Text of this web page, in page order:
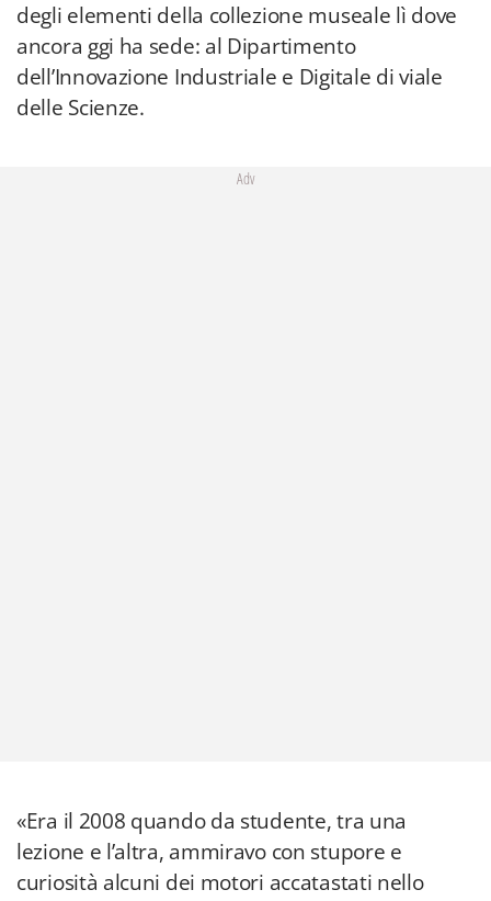
degli elementi della collezione museale lì dove
ancora ggi ha sede: al Dipartimento
dell’Innovazione Industriale e Digitale di viale
delle Scienze.
Adv
«Era il 2008 quando da studente, tra una
lezione e l’altra, ammiravo con stupore e
curiosità alcuni dei motori accatastati nello